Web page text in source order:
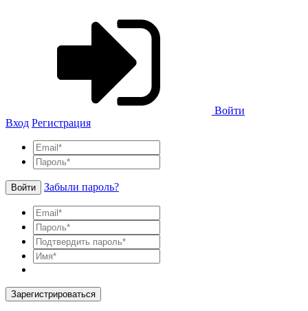
Войти
Вход Регистрация
Войти Забыли пароль?
Зарегистрироваться